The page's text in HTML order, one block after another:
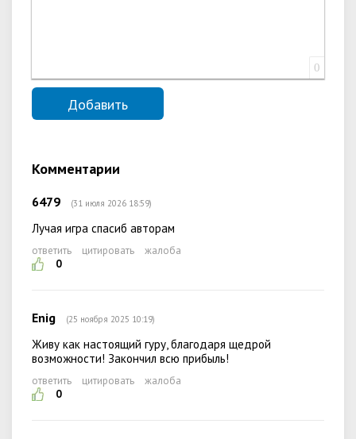
0
Комментарии
6479 (31 июля 2026 18:59)
Лучая игра спасиб авторам
ответить цитировать
жалоба
0
Enig (25 ноября 2025 10:19)
Живу как настоящий гуру, благодаря щедрой
возможности! Закончил всю прибыль!
ответить цитировать
жалоба
0